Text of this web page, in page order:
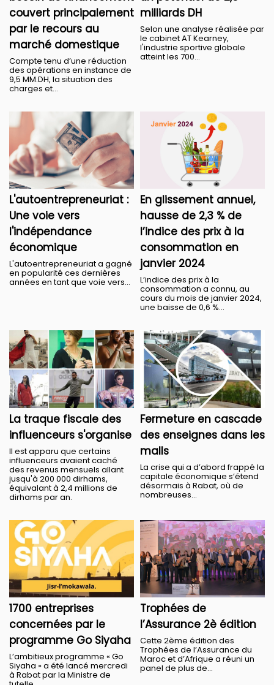
couvert principalement
par le recours au
marché domestique
Compte tenu d’une réduction
des opérations en instance de
9,5 MM.DH, la situation des
charges et...
milliards DH
​Selon une analyse réalisée par
le cabinet AT Kearney,
l'industrie sportive globale
atteint les 700...
L'autoentrepreneuriat :
Une voie vers
l'indépendance
économique
L'autoentrepreneuriat a gagné
en popularité ces dernières
années en tant que voie vers...
En glissement annuel,
hausse de 2,3 % de
l’indice des prix à la
consommation en
janvier 2024
L’indice des prix à la
consommation a connu, au
cours du mois de janvier 2024,
une baisse de 0,6 %...
La traque fiscale des
influenceurs s'organise
Il est apparu que certains
influenceurs avaient caché
des revenus mensuels allant
jusqu'à 200 000 dirhams,
équivalant à 2,4 millions de
dirhams par an.
Fermeture en cascade
des enseignes dans les
malls
La crise qui a d’abord frappé la
capitale économique s’étend
désormais à Rabat, où de
nombreuses...
1700 entreprises
concernées par le
programme Go Siyaha
L’ambitieux programme « Go
Siyaha » a été lancé mercredi
à Rabat par la Ministre de
Trophées de
l’Assurance 2è édition
Cette 2ème édition des
Trophées de l’Assurance du
Maroc et d’Afrique a réuni un
panel de plus de...